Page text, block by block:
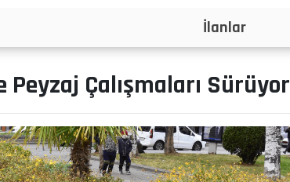
Projeler
Peyzaj Çalışmaları Sürüyor